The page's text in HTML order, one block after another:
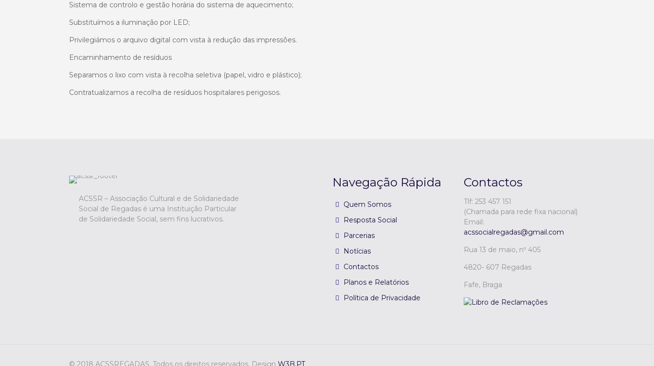
Sistema de controlo e gestão horária do sistema de aquecimento;
Substituímos a iluminação por LED;
Privilegiámos o arquivo digital com vista à redução das impressões.
Encaminhamento de resíduos
Separamos o lixo com vista à recolha seletiva (papel, vidro e plástico);
Contratualizamos a recolha de resíduos hospitalares perigosos.
ACSSR – Associação Cultural e de Solidariedade
Social de Regadas é uma Instituição Particular
de Solidariedade Social, sem fins lucrativos.
Navegação Rápida
Quem Somos
Resposta Social
Parcerias
Notícias
Contactos
Planos e Relatórios
Política de Privacidade
Contactos
Tlf: 253 457 151
(Chamada para rede fixa nacional)
Email:
acssocialregadas@gmail.com
Rua 13 de maio, nº 405
4820- 607 Regadas
Fafe, Braga
© 2018 ACSSREGADAS. Todos os direitos reservados. Design W3B.PT